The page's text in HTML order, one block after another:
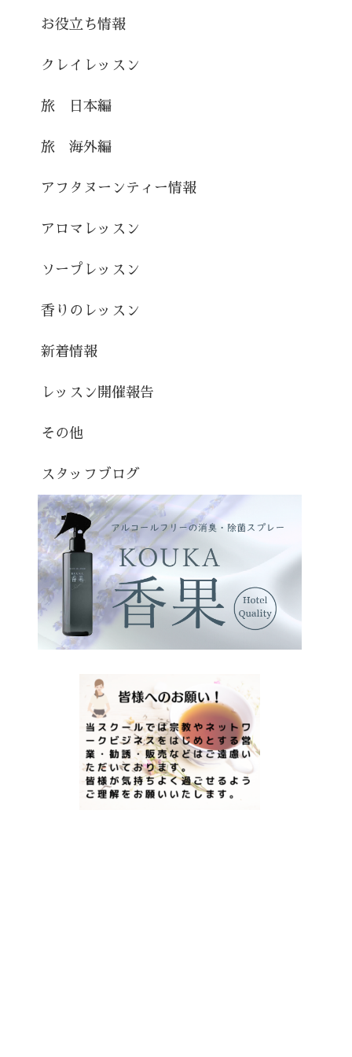
お役立ち情報
クレイレッスン
旅 日本編
旅 海外編
アフタヌーンティー情報
アロマレッスン
ソープレッスン
香りのレッスン
新着情報
レッスン開催報告
その他
スタッフブログ